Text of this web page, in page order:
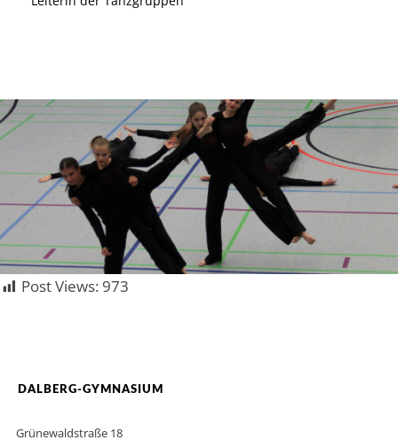
Post Views: 973
DALBERG-GYMNASIUM
Grünewaldstraße 18